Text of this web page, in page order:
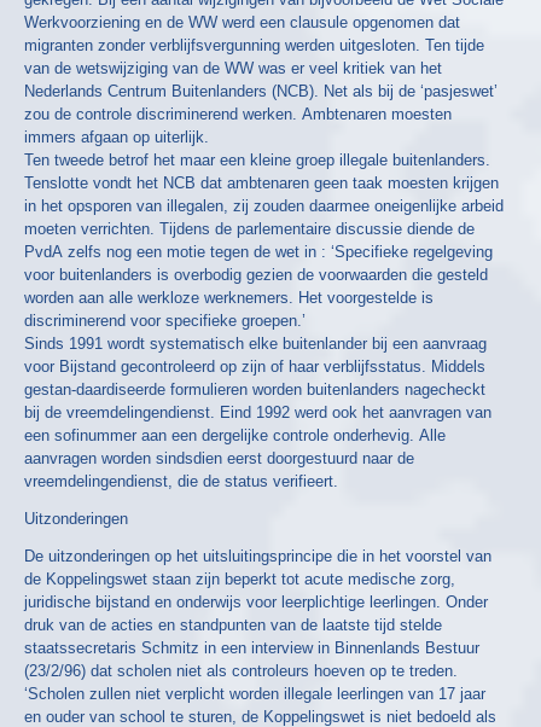
Werkvoorziening en de WW werd een clausule opgenomen dat
migranten zonder verblijfsvergunning werden uitgesloten. Ten tijde
van de wetswijziging van de WW was er veel kritiek van het
Nederlands Centrum Buitenlanders (NCB). Net als bij de ‘pasjeswet’
zou de controle discriminerend werken. Ambtenaren moesten
immers afgaan op uiterlijk.
Ten tweede betrof het maar een kleine groep illegale buitenlanders.
Tenslotte vondt het NCB dat ambtenaren geen taak moesten krijgen
in het opsporen van illegalen, zij zouden daarmee oneigenlijke arbeid
moeten verrichten. Tijdens de parlementaire discussie diende de
PvdA zelfs nog een motie tegen de wet in : ‘Specifieke regelgeving
voor buitenlanders is overbodig gezien de voorwaarden die gesteld
worden aan alle werkloze werknemers. Het voorgestelde is
discriminerend voor specifieke groepen.’
Sinds 1991 wordt systematisch elke buitenlander bij een aanvraag
voor Bijstand gecontroleerd op zijn of haar verblijfsstatus. Middels
gestan-daardiseerde formulieren worden buitenlanders nagecheckt
bij de vreemdelingendienst. Eind 1992 werd ook het aanvragen van
een sofinummer aan een dergelijke controle onderhevig. Alle
aanvragen worden sindsdien eerst doorgestuurd naar de
vreemdelingendienst, die de status verifieert.
Uitzonderingen
De uitzonderingen op het uitsluitingsprincipe die in het voorstel van
de Koppelingswet staan zijn beperkt tot acute medische zorg,
juridische bijstand en onderwijs voor leerplichtige leerlingen. Onder
druk van de acties en standpunten van de laatste tijd stelde
staatssecretaris Schmitz in een interview in Binnenlands Bestuur
(23/2/96) dat scholen niet als controleurs hoeven op te treden.
‘Scholen zullen niet verplicht worden illegale leerlingen van 17 jaar
en ouder van school te sturen, de Koppelingswet is niet bedoeld als